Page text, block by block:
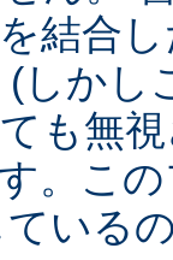
結合
しかし
も無
。こ
ている